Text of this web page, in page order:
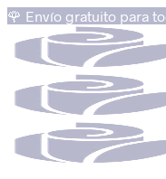
🌹 Envío gratuito para